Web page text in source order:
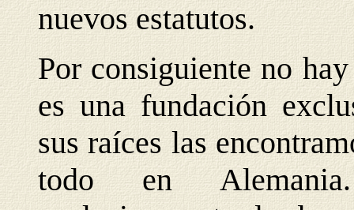
nuevos estatutos.
Por consiguiente no
es una fundación
sus raíces las
todo en